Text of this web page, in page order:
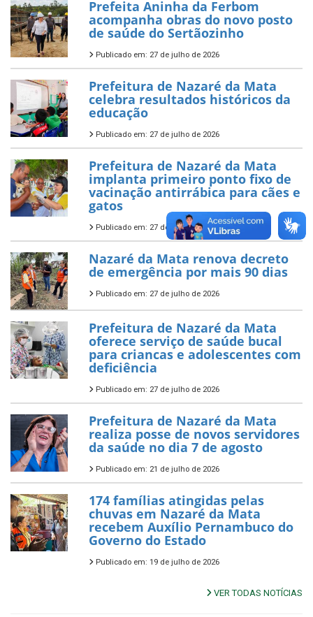
Prefeita Aninha da Ferbom
acompanha obras do novo posto
de saúde do Sertãozinho
Publicado em: 27 de julho de 2026
Prefeitura de Nazaré da Mata
celebra resultados históricos da
educação
Publicado em: 27 de julho de 2026
Prefeitura de Nazaré da Mata
implanta primeiro ponto fixo de
vacinação antirrábica para cães e
gatos
Publicado em: 27 de julho de 2026
Nazaré da Mata renova decreto
de emergência por mais 90 dias
Publicado em: 27 de julho de 2026
Prefeitura de Nazaré da Mata
oferece serviço de saúde bucal
para criancas e adolescentes com
deficiência
Publicado em: 27 de julho de 2026
Prefeitura de Nazaré da Mata
realiza posse de novos servidores
da saúde no dia 7 de agosto
Publicado em: 21 de julho de 2026
174 famílias atingidas pelas
chuvas em Nazaré da Mata
recebem Auxílio Pernambuco do
Governo do Estado
Publicado em: 19 de julho de 2026
VER TODAS NOTÍCIAS